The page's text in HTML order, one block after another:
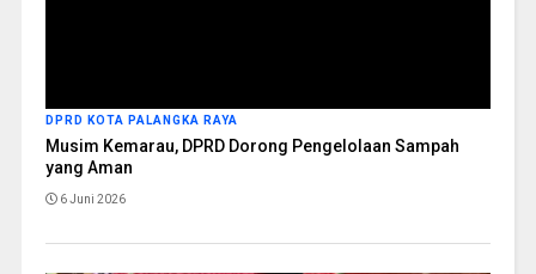
DPRD KOTA PALANGKA RAYA
Musim Kemarau, DPRD Dorong Pengelolaan Sampah
yang Aman
6 Juni 2026